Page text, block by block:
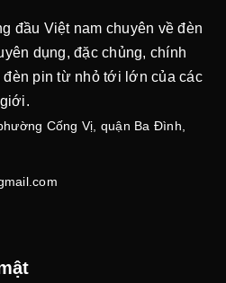
đầu Việt nam chuyên về đèn
dụng, đặc chủng, chính
pin từ nhỏ tới lớn của các
Cống Vị, quận Ba Đình,